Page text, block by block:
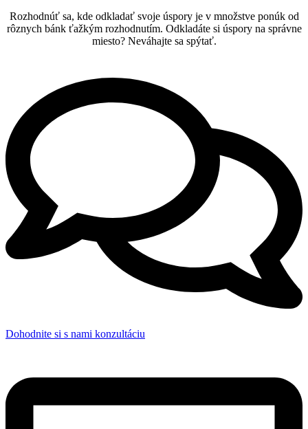
Rozhodnúť sa, kde odkladať svoje úspory je v množstve ponúk od
rôznych bánk ťažkým rozhodnutím. Odkladáte si úspory na správne
miesto? Neváhajte sa spýtať.
Dohodnite si s nami konzultáciu